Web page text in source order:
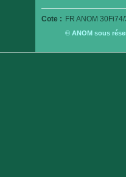
Cote : FR ANOM
© ANOM sous